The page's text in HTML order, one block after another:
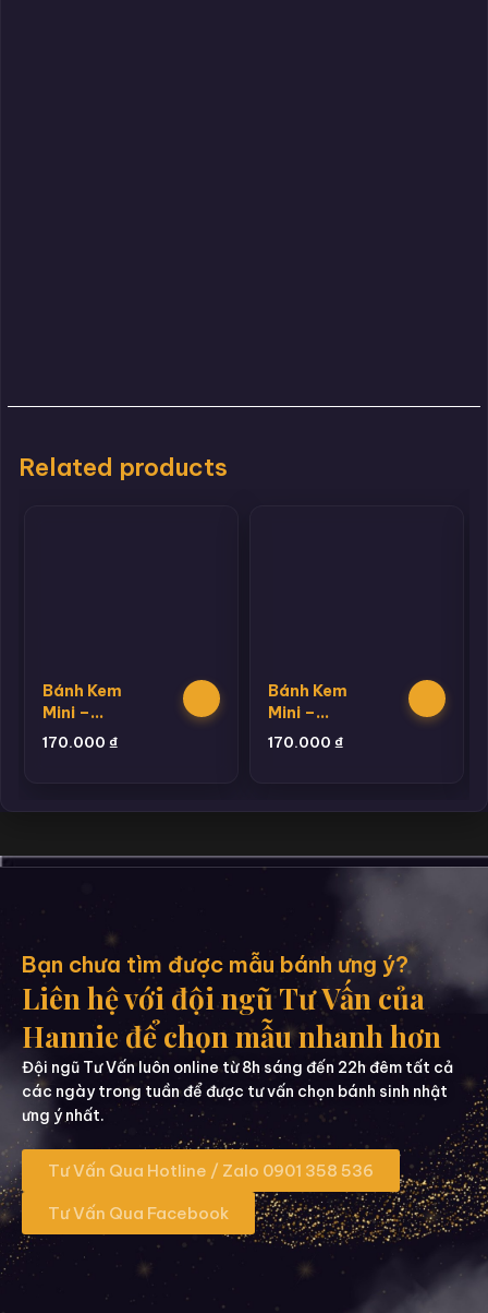
Related products
Bánh Kem
Mini –
Bento 23
170.000 ₫
Bánh Kem
Mini –
Bento 24
170.000 ₫
Bạn chưa tìm được mẫu bánh ưng ý?
Liên hệ với đội ngũ Tư Vấn của
Hannie để chọn mẫu nhanh hơn
Đội ngũ Tư Vấn luôn online từ 8h sáng đến 22h đêm tất cả
các ngày trong tuần để được tư vấn chọn bánh sinh nhật
ưng ý nhất.
Tư Vấn Qua Hotline / Zalo 0901 358 536
Tư Vấn Qua Facebook